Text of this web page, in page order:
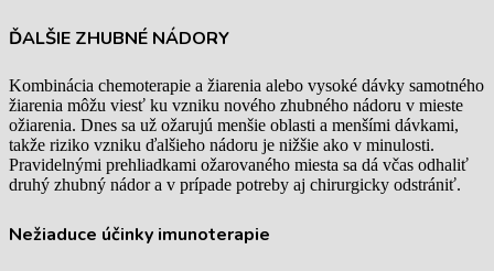
ĎALŠIE ZHUBNÉ NÁDORY
Kombinácia chemoterapie a žiarenia alebo vysoké dávky samotného
žiarenia môžu viesť ku vzniku nového zhubného nádoru v mieste
ožiarenia. Dnes sa už ožarujú menšie oblasti a menšími dávkami,
takže riziko vzniku ďalšieho nádoru je nižšie ako v minulosti.
Pravidelnými prehliadkami ožarovaného miesta sa dá včas odhaliť
druhý zhubný nádor a v prípade potreby aj chirurgicky odstrániť.
Nežiaduce účinky imunoterapie